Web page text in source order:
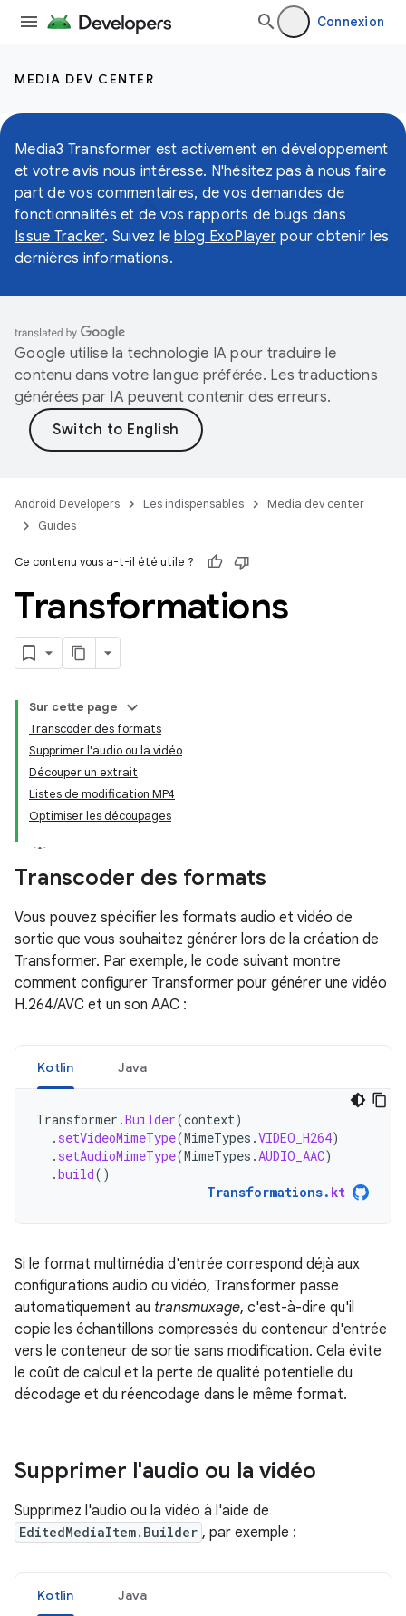
Connexion
MEDIA DEV CENTER
Media3 Transformer est activement en développement
et votre avis nous intéresse. N'hésitez pas à nous faire
part de vos commentaires, de vos demandes de
fonctionnalités et de vos rapports de bugs dans
Issue Tracker. Suivez leblog ExoPlayerpour obtenir les
dernières informations.
Google utilise la technologie IA pour traduire le
contenu dans votre langue préférée. Les traductions
générées par IA peuvent contenir des erreurs.
Android Developers Les indispensables
Media dev center
Guides
Ce contenu vous a-t-il été utile ?
Transformations
Sur cette page
Transcoder des formats
Supprimer l'audio ou la vidéo
Découper un extrait
Listes de modification MP4
Optimiser les découpages
Transcoder des formats
Vous pouvez spécifier les formats audio et vidéo de
sortie que vous souhaitez générer lors de la création de
Transformer. Par exemple, le code suivant montre
comment configurer Transformer pour générer une vidéo
H.264/AVC et un son AAC :
Kotlin Java
Transformer .Builder(context)
. setVideoMimeType(MimeTypes .VIDEO_H264)
. setAudioMimeType(MimeTypes .AUDIO_AAC)
.build()
Transformations. kt
Si le format multimédia d'entrée correspond déjà aux
configurations audio ou vidéo, Transformer passe
automatiquement au transmuxage, c'est-à-dire qu'il
copie les échantillons compressés du conteneur d'entrée
vers le conteneur de sortie sans modification. Cela évite
le coût de calcul et la perte de qualité potentielle du
décodage et du réencodage dans le même format.
Supprimer l'audio ou la vidéo
Supprimez l'audio ou la vidéo à l'aide de
EditedMediaItem.Builder , par exemple :
Kotlin Java